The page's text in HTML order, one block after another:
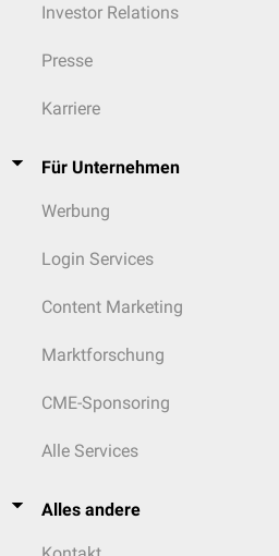
Investor Relations
Presse
Karriere
Für Unternehmen
Werbung
Login Services
Content Marketing
Marktforschung
CME-Sponsoring
Alle Services
Alles andere